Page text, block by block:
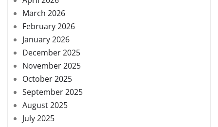
March 2026
February 2026
January 2026
December 2025
November 2025
October 2025
September 2025
August 2025
July 2025